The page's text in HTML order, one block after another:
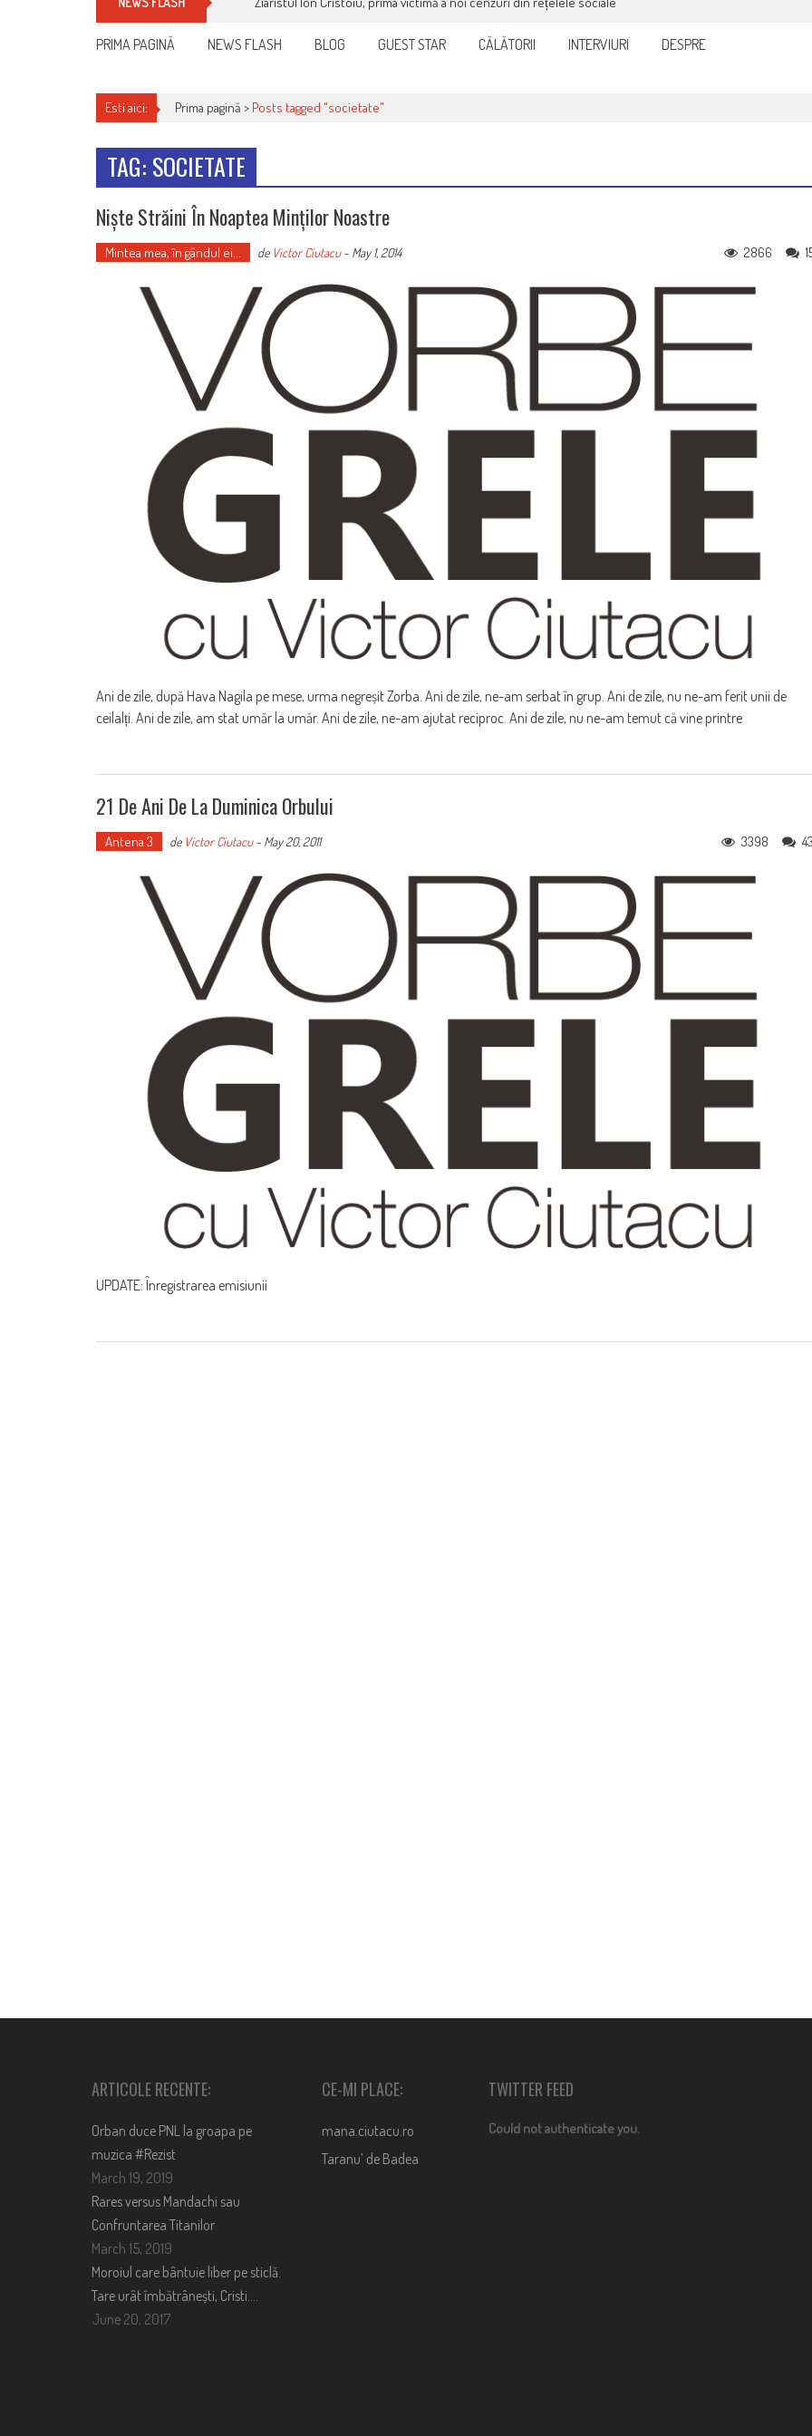
PRIMA PAGINĂ NEWS FLASH BLOG GUEST STAR CĂLĂTORII INTERVIURI DESPRE
Esti aici: Prima pagină > Posts tagged "societate"
TAG: SOCIETATE
Niște Străini În Noaptea Minților Noastre
Mintea mea, în gândul ei... de Victor Ciutacu- May 1, 2014 2866
Ani de zile, după Hava Nagila pe mese, urma negreșit Zorba. Ani de zile, ne-am serbat în grup. Ani de zile, nu ne-am ferit unii de
ceilalți. Ani de zile, am stat umăr la umăr. Ani de zile, ne-am ajutat reciproc. Ani de zile, nu ne-am temut că vine printre
21 De Ani De La Duminica Orbului
Antena 3 de Victor Ciutacu- May 20, 2011 3398
UPDATE: Înregistrarea emisiunii
ARTICOLE RECENTE:
Orban duce PNL la groapa pe
muzica #Rezist
March 19, 2019
Rares versus Mandachi sau
Confruntarea Titanilor
March 15, 2019
Moroiul care bântuie liber pe sticlă.
Tare urât îmbătrânești, Cristi….
June 20, 2017
CE-MI PLACE:
mana.ciutacu.ro
Taranu’ de Badea
TWITTER FEED
Could not authenticate you.